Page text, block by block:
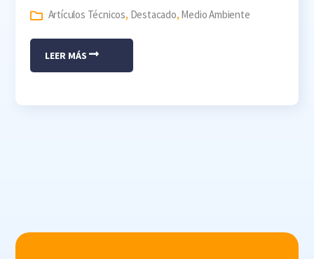
Artículos Técnicos, Destacado, Medio Ambiente
LEER MÁS